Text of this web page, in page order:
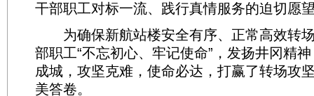
干部职工对标一流、践行真情服务的迫切愿
为确保新航站楼安全有序、正常高效转
部职工“不忘初心、牢记使命”，发扬井冈精
成城，攻坚克难，使命必达，打赢了转场攻
美答卷。